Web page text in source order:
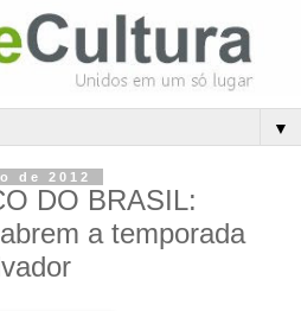
▼
de 2012
DO BRASIL:
a temporada